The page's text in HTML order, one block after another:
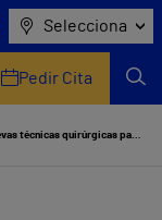
Selecciona
Pedir Cita
Las nuevas técnicas quirúrgicas para las hemorroides permiten un posoperatorio más rápido y menos doloroso